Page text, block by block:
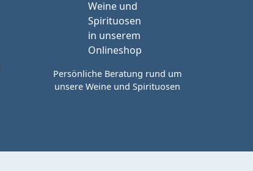
Persönliche Beratung rund um
unsere Weine und Spirituosen